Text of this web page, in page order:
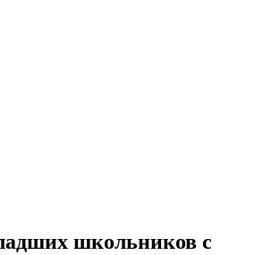
школьников с